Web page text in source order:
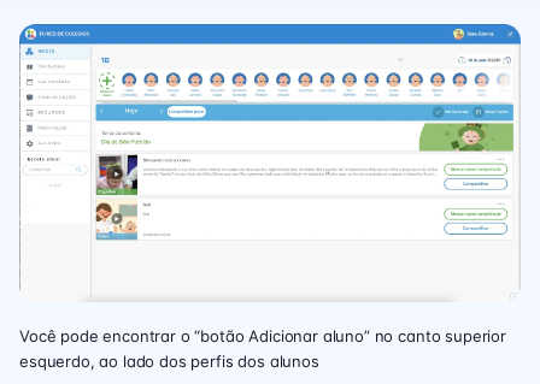
Você pode encontrar o “botão Adicionar aluno” no canto superior
esquerdo, ao lado dos perfis dos alunos